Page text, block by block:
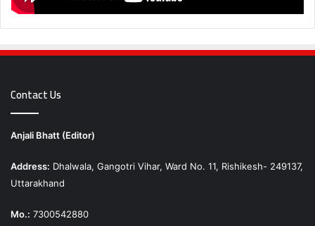
Contact Us
Anjali Bhatt (Editor)
Address: Dhalwala, Gangotri Vihar, Ward No. 11, Rishikesh- 249137,
Uttarakhand
Mo.: 7300542880